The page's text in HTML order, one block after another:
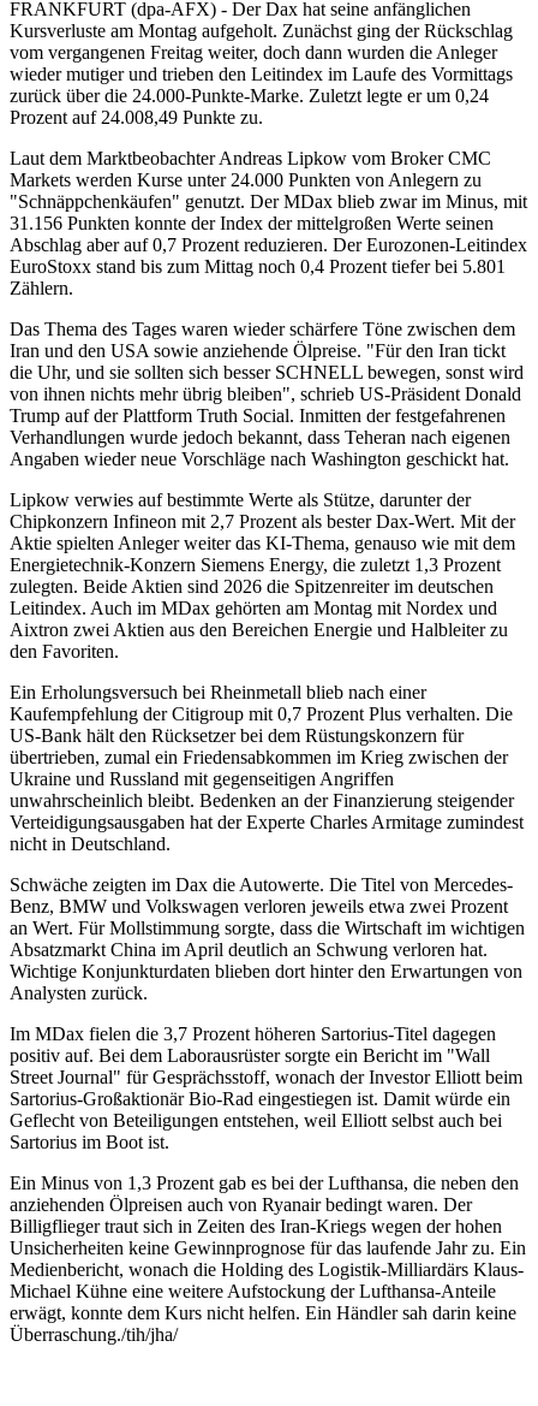
FRANKFURT (dpa-AFX) - Der Dax hat seine anfänglichen
Kursverluste am Montag aufgeholt. Zunächst ging der Rückschlag
vom vergangenen Freitag weiter, doch dann wurden die Anleger
wieder mutiger und trieben den Leitindex im Laufe des Vormittags
zurück über die 24.000-Punkte-Marke. Zuletzt legte er um 0,24
Prozent auf 24.008,49 Punkte zu.
Laut dem Marktbeobachter Andreas Lipkow vom Broker CMC
Markets werden Kurse unter 24.000 Punkten von Anlegern zu
"Schnäppchenkäufen" genutzt. Der MDax blieb zwar im Minus, mit
31.156 Punkten konnte der Index der mittelgroßen Werte seinen
Abschlag aber auf 0,7 Prozent reduzieren. Der Eurozonen-Leitindex
EuroStoxx stand bis zum Mittag noch 0,4 Prozent tiefer bei 5.801
Zählern.
Das Thema des Tages waren wieder schärfere Töne zwischen dem
Iran und den USA sowie anziehende Ölpreise. "Für den Iran tickt
die Uhr, und sie sollten sich besser SCHNELL bewegen, sonst wird
von ihnen nichts mehr übrig bleiben", schrieb US-Präsident Donald
Trump auf der Plattform Truth Social. Inmitten der festgefahrenen
Verhandlungen wurde jedoch bekannt, dass Teheran nach eigenen
Angaben wieder neue Vorschläge nach Washington geschickt hat.
Lipkow verwies auf bestimmte Werte als Stütze, darunter der
Chipkonzern Infineon mit 2,7 Prozent als bester Dax-Wert. Mit der
Aktie spielten Anleger weiter das KI-Thema, genauso wie mit dem
Energietechnik-Konzern Siemens Energy, die zuletzt 1,3 Prozent
zulegten. Beide Aktien sind 2026 die Spitzenreiter im deutschen
Leitindex. Auch im MDax gehörten am Montag mit Nordex und
Aixtron zwei Aktien aus den Bereichen Energie und Halbleiter zu
den Favoriten.
Ein Erholungsversuch bei Rheinmetall blieb nach einer
Kaufempfehlung der Citigroup mit 0,7 Prozent Plus verhalten. Die
US-Bank hält den Rücksetzer bei dem Rüstungskonzern für
übertrieben, zumal ein Friedensabkommen im Krieg zwischen der
Ukraine und Russland mit gegenseitigen Angriffen
unwahrscheinlich bleibt. Bedenken an der Finanzierung steigender
Verteidigungsausgaben hat der Experte Charles Armitage zumindest
nicht in Deutschland.
Schwäche zeigten im Dax die Autowerte. Die Titel von Mercedes-
Benz, BMW und Volkswagen verloren jeweils etwa zwei Prozent
an Wert. Für Mollstimmung sorgte, dass die Wirtschaft im wichtigen
Absatzmarkt China im April deutlich an Schwung verloren hat.
Wichtige Konjunkturdaten blieben dort hinter den Erwartungen von
Analysten zurück.
Im MDax fielen die 3,7 Prozent höheren Sartorius-Titel dagegen
positiv auf. Bei dem Laborausrüster sorgte ein Bericht im "Wall
Street Journal" für Gesprächsstoff, wonach der Investor Elliott beim
Sartorius-Großaktionär Bio-Rad eingestiegen ist. Damit würde ein
Geflecht von Beteiligungen entstehen, weil Elliott selbst auch bei
Sartorius im Boot ist.
Ein Minus von 1,3 Prozent gab es bei der Lufthansa, die neben den
anziehenden Ölpreisen auch von Ryanair bedingt waren. Der
Billigflieger traut sich in Zeiten des Iran-Kriegs wegen der hohen
Unsicherheiten keine Gewinnprognose für das laufende Jahr zu. Ein
Medienbericht, wonach die Holding des Logistik-Milliardärs Klaus-
Michael Kühne eine weitere Aufstockung der Lufthansa-Anteile
erwägt, konnte dem Kurs nicht helfen. Ein Händler sah darin keine
Überraschung./tih/jha/